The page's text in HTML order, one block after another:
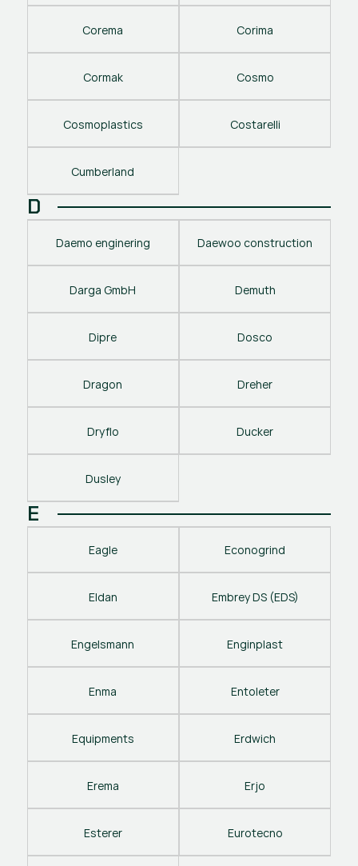
Corema Corima
Cormak Cosmo
Cosmoplastics Costarelli
Cumberland
D
Daemo enginering Daewoo construction
Darga GmbH Demuth
Dipre Dosco
Dragon Dreher
Dryflo Ducker
Dusley
E
Eagle Econogrind
Eldan Embrey DS (EDS)
Engelsmann Enginplast
Enma Entoleter
Equipments Erdwich
Erema Erjo
Esterer Eurotecno